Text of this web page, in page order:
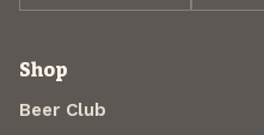
Shop
Beer Club